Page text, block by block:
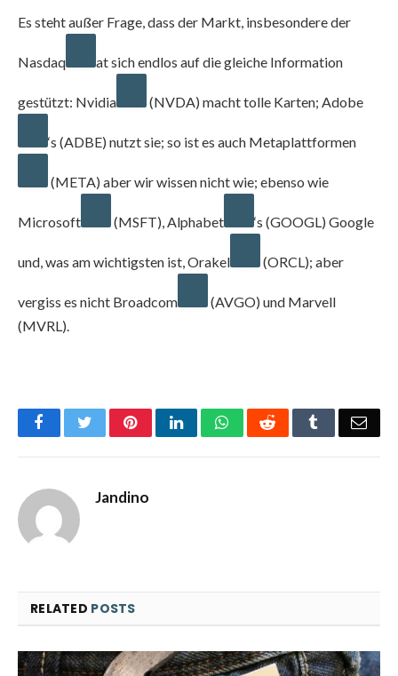
Es steht außer Frage, dass der Markt, insbesondere der
Nasdaq at sich endlos auf die gleiche Information
gestützt: Nvidia (NVDA) macht tolle Karten; Adobe
‘s (ADBE) nutzt sie; so ist es auch Metaplattformen
(META) aber wir wissen nicht wie; ebenso wie
Microsoft (MSFT),Alphabet ‘s (GOOGL) Google
und, was am wichtigsten ist,Orakel (ORCL); aber
vergiss es nicht Broadcom (AVGO) und Marvell
(MVRL).
FacebookTwitterPinterestLinkedInWhatsAppReddit Tumblr
Jandino
RELATED POSTS